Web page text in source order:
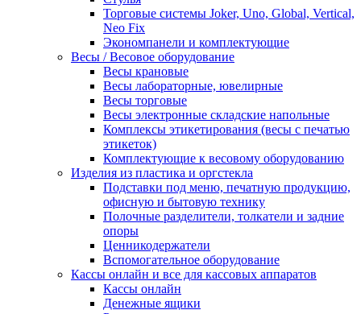
Торговые системы Joker, Uno, Global, Vertical,
Neo Fix
Экономпанели и комплектующие
Весы / Весовое оборудование
Весы крановые
Весы лабораторные, ювелирные
Весы торговые
Весы электронные складские напольные
Комплексы этикетирования (весы с печатью
этикеток)
Комплектующие к весовому оборудованию
Изделия из пластика и оргстекла
Подставки под меню, печатную продукцию,
офисную и бытовую технику
Полочные разделители, толкатели и задние
опоры
Ценникодержатели
Вспомогательное оборудование
Кассы онлайн и все для кассовых аппаратов
Кассы онлайн
Денежные ящики